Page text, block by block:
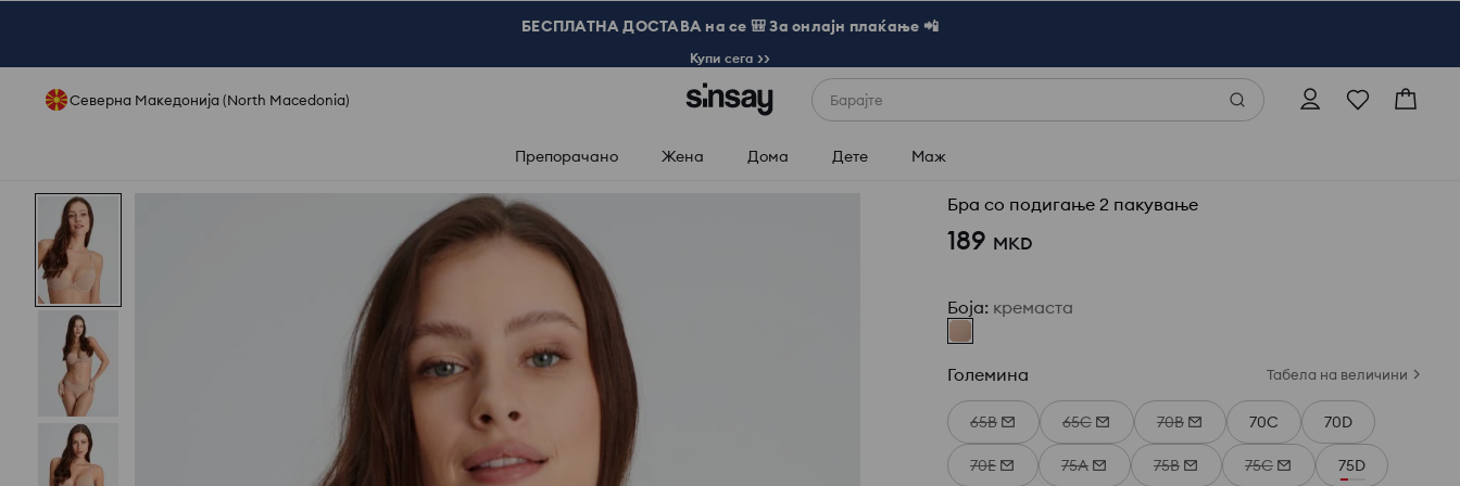
БЕСПЛАТНА ДОСТАВА на се 🎒 За онлајн плаќање 📲
Купи сега >>
Северна Македонија (North Macedonia) Барајте
Препорачано Жена Дома Дете Маж
Бра со подигање 2 пакување
189 MKD
Боја: кремаста
Големина Табела на величини
65B 65C 70B 70C 70D
70E 75A 75B 75C 75D